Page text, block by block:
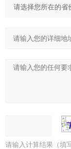
请输入计算结果（填